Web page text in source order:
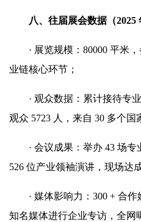
八、往届展会数据（2025
· 展览规模：80000 平米
业链核心环节；
· 观众数据：累计接待专
观众 5723 人，来自 30 多个国
· 会议成果：举办 43 场
526 位产业领袖演讲，现场达
· 媒体影响力：300 + 合
知名媒体进行企业专访，全网